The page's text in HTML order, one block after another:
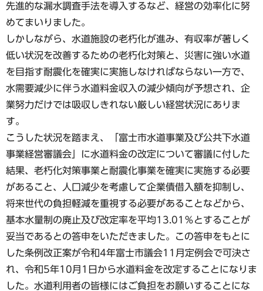
先進的な漏水調査手法を導入するなど、経営の効率化に努
めてまいりました。
しかしながら、水道施設の老朽化が進み、有収率が著しく
低い状況を改善するための老朽化対策と、災害に強い水道
を目指す耐震化を確実に実施しなければならない一方で、
水需要減少に伴う水道料金収入の減少傾向が予想され、企
業努力だけでは吸収しきれない厳しい経営状況にありま
す。
こうした状況を踏まえ、「富士市水道事業及び公共下水道
事業経営審議会」に水道料金の改定について審議に付した
結果、老朽化対策事業と耐震化事業を確実に実施する必要
があること、人口減少を考慮して企業債借入額を抑制し、
将来世代の負担軽減を重視する必要があることなどから、
基本水量制の廃止及び改定率を平均13.01％とすることが
妥当であるとの答申をいただきました。この答申をもとに
した条例改正案が令和4年富士市議会11月定例会で可決さ
れ、令和5年10月1日から水道料金を改定することになりま
した。水道利用者の皆様にはご負担をお願いすることにな